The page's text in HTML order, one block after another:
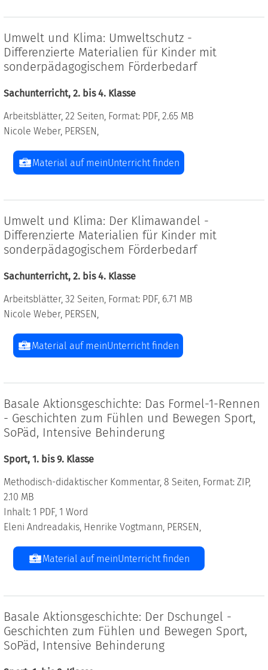
Umwelt und Klima: Umweltschutz -
Differenzierte Materialien für Kinder mit
sonderpädagogischem Förderbedarf
Sachunterricht, 2. bis 4. Klasse
Arbeitsblätter, 22 Seiten, Format: PDF, 2.65 MB
Nicole Weber, PERSEN,
Material auf meinUnterricht finden
Umwelt und Klima: Der Klimawandel -
Differenzierte Materialien für Kinder mit
sonderpädagogischem Förderbedarf
Sachunterricht, 2. bis 4. Klasse
Arbeitsblätter, 32 Seiten, Format: PDF, 6.71 MB
Nicole Weber, PERSEN,
Material auf meinUnterricht finden
Basale Aktionsgeschichte: Das Formel-1-Rennen
- Geschichten zum Fühlen und Bewegen Sport,
SoPäd, Intensive Behinderung
Sport, 1. bis 9. Klasse
Methodisch-didaktischer Kommentar, 8 Seiten, Format: ZIP,
2.10 MB
Inhalt: 1 PDF, 1 Word
Eleni Andreadakis, Henrike Vogtmann, PERSEN,
Material auf meinUnterricht finden
Basale Aktionsgeschichte: Der Dschungel -
Geschichten zum Fühlen und Bewegen Sport,
SoPäd, Intensive Behinderung